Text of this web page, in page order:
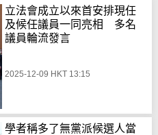
立法會成立以來首安排現任
及候任議員一同亮相 多名
議員輪流發言
2025-12-09 HKT 13:15
學者稱多了無黨派候選人當